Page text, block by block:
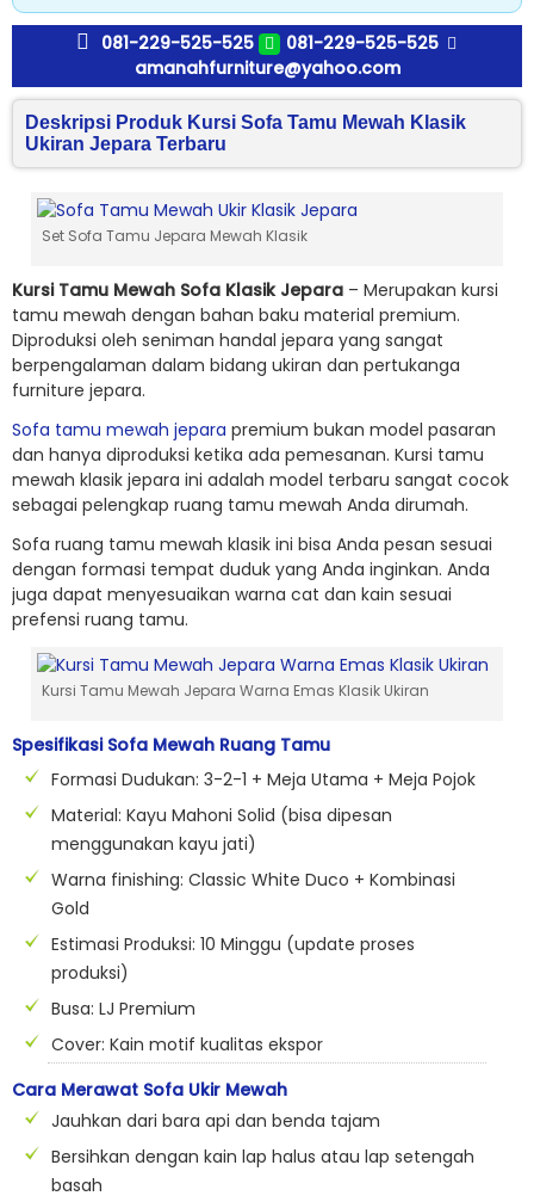
081-229-525-525
081-229-525-525
amanahfurniture@yahoo.com
Deskripsi Produk Kursi Sofa Tamu Mewah Klasik
Ukiran Jepara Terbaru
Set Sofa Tamu Jepara Mewah Klasik
Kursi Tamu Mewah Sofa Klasik Jepara – Merupakan kursi
tamu mewah dengan bahan baku material premium.
Diproduksi oleh seniman handal jepara yang sangat
berpengalaman dalam bidang ukiran dan pertukanga
furniture jepara.
Sofa tamu mewah jepara premium bukan model pasaran
dan hanya diproduksi ketika ada pemesanan. Kursi tamu
mewah klasik jepara ini adalah model terbaru sangat cocok
sebagai pelengkap ruang tamu mewah Anda dirumah.
Sofa ruang tamu mewah klasik ini bisa Anda pesan sesuai
dengan formasi tempat duduk yang Anda inginkan. Anda
juga dapat menyesuaikan warna cat dan kain sesuai
prefensi ruang tamu.
Kursi Tamu Mewah Jepara Warna Emas Klasik Ukiran
Spesifikasi Sofa Mewah Ruang Tamu
Formasi Dudukan: 3-2-1 + Meja Utama + Meja Pojok
Material: Kayu Mahoni Solid (bisa dipesan
menggunakan kayu jati)
Warna finishing: Classic White Duco + Kombinasi
Gold
Estimasi Produksi: 10 Minggu (update proses
produksi)
Busa: LJ Premium
Cover: Kain motif kualitas ekspor
Cara Merawat Sofa Ukir Mewah
Jauhkan dari bara api dan benda tajam
Bersihkan dengan kain lap halus atau lap setengah
basah